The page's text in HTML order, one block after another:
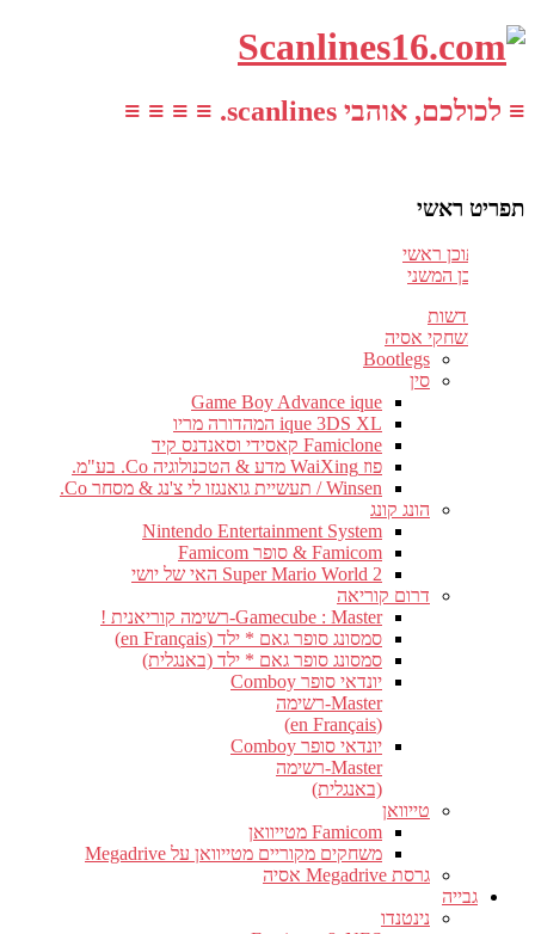
≡ לכולכם, אוהבי scanlines. ≡ ≡ ≡ ≡
תפריט ראשי
עבור לתוכן ראשי
דלג לתוכן המשני
חדשות
משחקי אסיה
Bootlegs
סין
Game Boy Advance ique
ique 3DS XL המהדורה מריו
Famiclone קאסידי וסאנדנס קיד
פוז WaiXing מדע & הטכנולוגיה Co. בע"מ.
Winsen / תעשיית גואנגזו לי צ'נג & מסחר Co.
הונג קונג
Nintendo Entertainment System
Famicom & סופר Famicom
Super Mario World 2 האי של יושי
דרום קוריאה
Gamecube : Master-רשימה קוריאנית !
סמסונג סופר גאם * ילד (en Français)
סמסונג סופר גאם * ילד (באנגלית)
יונדאי סופר Comboy
Master-רשימה
(en Français)
יונדאי סופר Comboy
Master-רשימה
(באנגלית)
טייוואן
Famicom מטייוואן
משחקים מקוריים מטייוואן על Megadrive
גרסת Megadrive אסיה
גבייה
נינטנדו